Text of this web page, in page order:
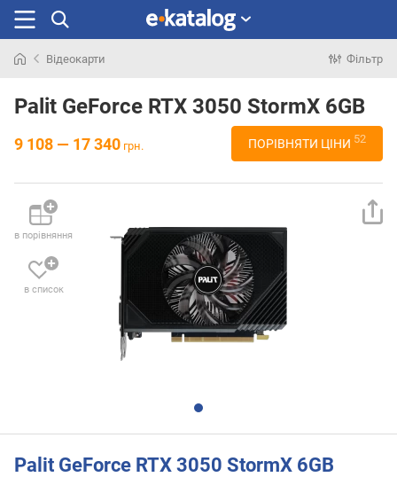
раніше
Відеокарти Фільтр
Palit GeForce RTX 3050 StormX 6GB
9 108 — 17 340 грн. ПОРІВНЯТИ ЦІНИ 52
в порівняння
в список
Palit GeForce RTX 3050 StormX 6GB